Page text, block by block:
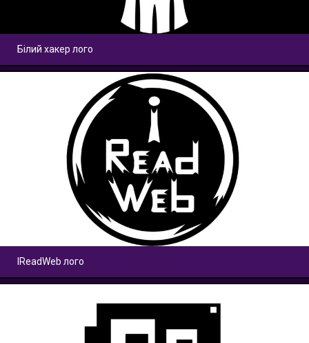
Білий хакер лого
IReadWeb лого